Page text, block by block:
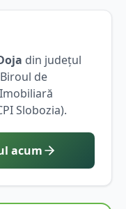
din județul
de
Slobozia).
acum